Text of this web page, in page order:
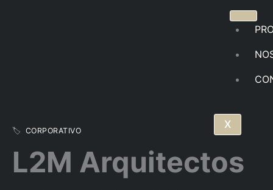
X
🏷️ CORPORATIVO
L2M Arquitectos